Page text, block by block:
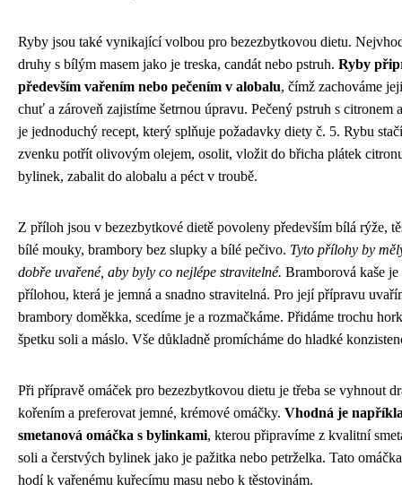
Ryby jsou také vynikající volbou pro bezezbytkovou dietu.
druhy s bílým masem jako je treska, candát nebo pstruh. Ryby
především vařením nebo pečením v alobalu, čímž zachováme
chuť a zároveň zajistíme šetrnou úpravu. Pečený pstruh s citronem
je jednoduchý recept, který splňuje požadavky diety č. 5. Rybu
zvenku potřít olivovým olejem, osolit, vložit do břicha plátek
bylinek, zabalit do alobalu a péct v troubě.
Z příloh jsou v bezezbytkové dietě povoleny především bílá rýže,
bílé mouky, brambory bez slupky a bílé pečivo. Tyto přílohy by
dobře uvařené, aby byly co nejlépe stravitelné. Bramborová kaše
přílohou, která je jemná a snadno stravitelná. Pro její přípravu
brambory doměkka, scedíme je a rozmačkáme. Přidáme trochu
špetku soli a máslo. Vše důkladně promícháme do hladké
Při přípravě omáček pro bezezbytkovou dietu je třeba se vyhnout
kořením a preferovat jemné, krémové omáčky. Vhodná je
smetanová omáčka s bylinkami, kterou připravíme z kvalitní
soli a čerstvých bylinek jako je pažitka nebo petrželka. Tato
hodí k vařenému kuřecímu masu nebo k těstovinám.